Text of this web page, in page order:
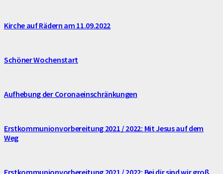
Kirche auf Rädern am 11.09.2022
Schöner Wochenstart
Aufhebung der Coronaeinschränkungen
Erstkommunionvorbereitung 2021 / 2022: Mit Jesus auf dem
Weg